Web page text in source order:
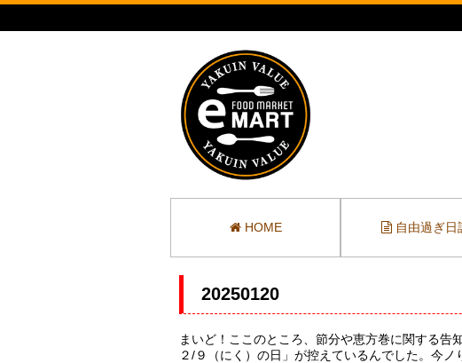
HOME 自由過ぎ日
20250120
まいど！ここのところ、節分や恵方巻に関する
２/９（にく）の日」が控えているんでした。今ノ